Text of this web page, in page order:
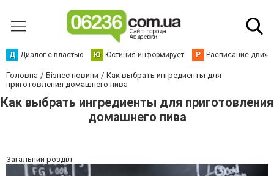
Д Диалог с властью Ю Юстиция информирует Р Расписание
Головна Бізнес новини
Как выбрать ингредиенты для
приготовления домашнего пива
Как выбрать ингредиенты для приготовления
домашнего пива
Загальний розділ